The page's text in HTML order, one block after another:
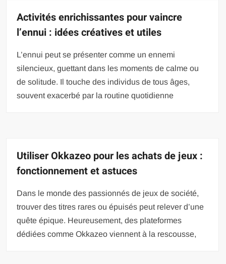
Activités enrichissantes pour vaincre
l’ennui : idées créatives et utiles
L’ennui peut se présenter comme un ennemi
silencieux, guettant dans les moments de calme ou
de solitude. Il touche des individus de tous âges,
souvent exacerbé par la routine quotidienne
Utiliser Okkazeo pour les achats de jeux :
fonctionnement et astuces
Dans le monde des passionnés de jeux de société,
trouver des titres rares ou épuisés peut relever d’une
quête épique. Heureusement, des plateformes
dédiées comme Okkazeo viennent à la rescousse,